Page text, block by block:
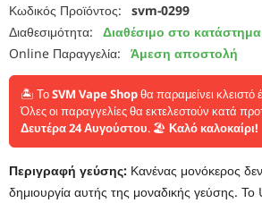
Κωδικός Προϊόντος:
svm-0299
Διαθεσιμότητα:
Διαθέσιμο στο κατάστημα
Online Παραγγελία:
Άμεση αποστολή
🏝️ ΤοSVM Vape Shopθα παραμείνει κλειστό
Όλες οι παραγγελίες θα εκτελεστούν κατά
Δευτέρα 24 Αυγούστου. 🏖️ Καλό καλοκαίρι!
Περιγραφή γεύσης: Κανένας μονόκερος
δημιουργία αυτής της μοναδικής γεύσης.